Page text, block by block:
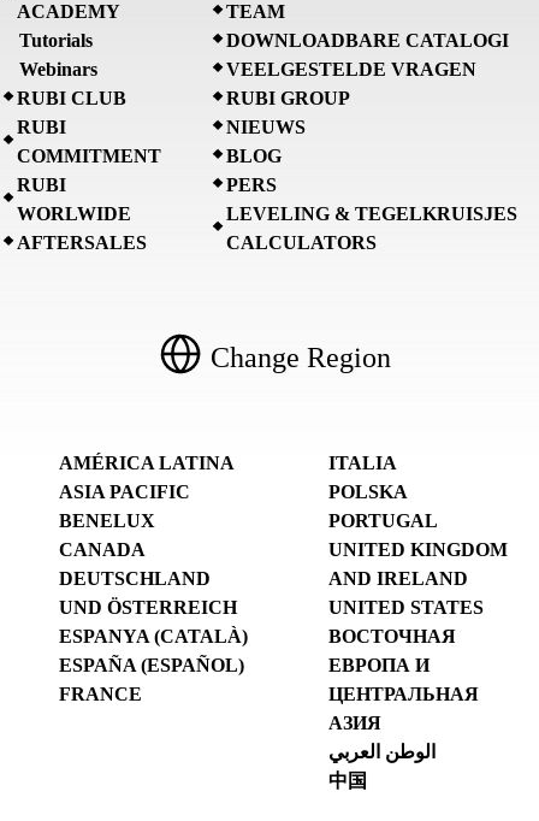
ACADEMY
Tutorials
Webinars
RUBI CLUB
RUBI
COMMITMENT
RUBI
WORLWIDE
AFTERSALES
TEAM
DOWNLOADBARE CATALOGI
VEELGESTELDE VRAGEN
RUBI GROUP
NIEUWS
BLOG
PERS
LEVELING & TEGELKRUISJES
CALCULATORS
Change Region
AMÉRICA LATINA
ASIA PACIFIC
BENELUX
CANADA
DEUTSCHLAND
UND ÖSTERREICH
ESPANYA (CATALÀ)
ESPAÑA (ESPAÑOL)
FRANCE
ITALIA
POLSKA
PORTUGAL
UNITED KINGDOM
AND IRELAND
UNITED STATES
ВОСТОЧНАЯ
ЕВРОПА И
ЦЕНТРАЛЬНАЯ
АЗИЯ
الوطن العربي
中国